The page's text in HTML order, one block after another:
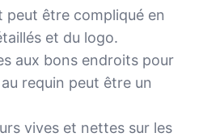
peut être compliqué en
et du logo.
aux bons endroits pour
requin peut être un
vives et nettes sur les